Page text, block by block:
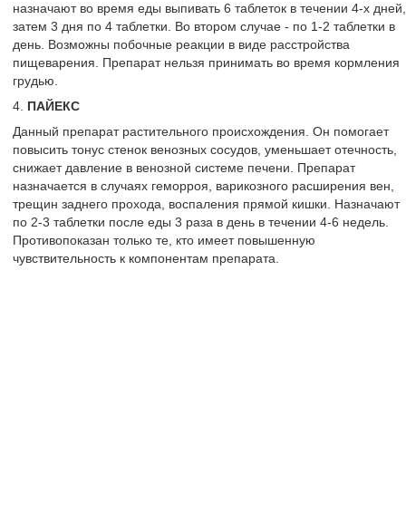
назначают во время еды выпивать 6 таблеток в течении 4-х дней,
затем 3 дня по 4 таблетки. Во втором случае - по 1-2 таблетки в
день. Возможны побочные реакции в виде расстройства
пищеварения. Препарат нельзя принимать во время кормления
грудью.
4. ПАЙЕКС
Данный препарат растительного происхождения. Он помогает
повысить тонус стенок венозных сосудов, уменьшает отечность,
снижает давление в венозной системе печени. Препарат
назначается в случаях геморроя, варикозного расширения вен,
трещин заднего прохода, воспаления прямой кишки. Назначают
по 2-3 таблетки после еды 3 раза в день в течении 4-6 недель.
Противопоказан только те, кто имеет повышенную
чувствительность к компонентам препарата.